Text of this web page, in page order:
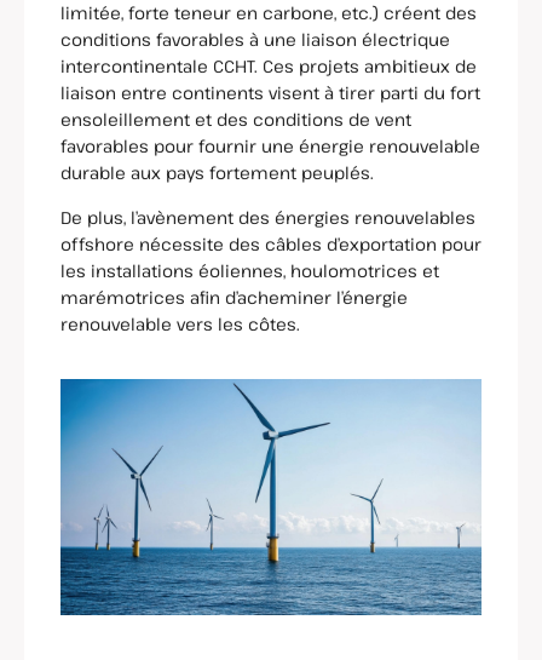
limitée, forte teneur en carbone, etc.) créent des
conditions favorables à une liaison électrique
intercontinentale CCHT. Ces projets ambitieux de
liaison entre continents visent à tirer parti du fort
ensoleillement et des conditions de vent
favorables pour fournir une énergie renouvelable
durable aux pays fortement peuplés.
De plus, l’avènement des énergies renouvelables
offshore nécessite des câbles d’exportation pour
les installations éoliennes, houlomotrices et
marémotrices afin d’acheminer l’énergie
renouvelable vers les côtes.